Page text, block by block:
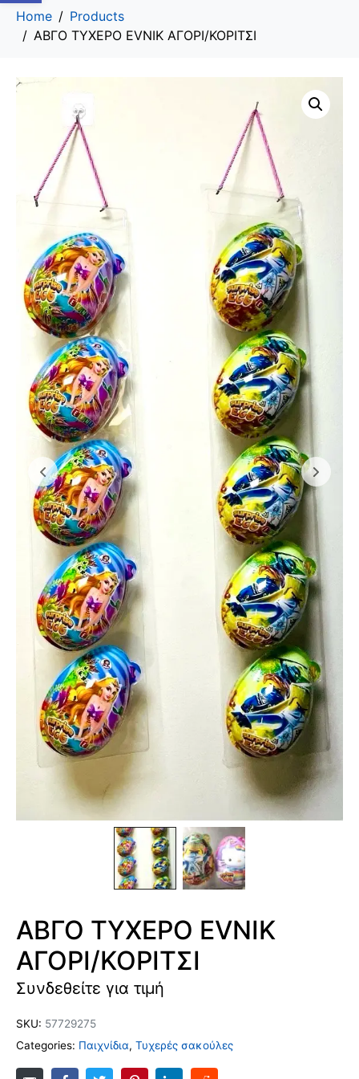
Home
Products
ΑΒΓΟ ΤΥΧΕΡΟ EVNIK ΑΓΟΡΙ/ΚΟΡΙΤΣΙ
ΑΒΓΟ ΤΥΧΕΡΟ EVNIK
ΑΓΟΡΙ/ΚΟΡΙΤΣΙ
Συνδεθείτε για τιμή
SKU: 57729275
Categories: Παιχνίδια, Τυχερές σακούλες